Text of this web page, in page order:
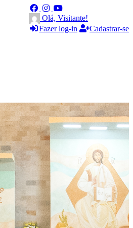
Olá, Visitante!
Fazer log-in
Cadastrar-se